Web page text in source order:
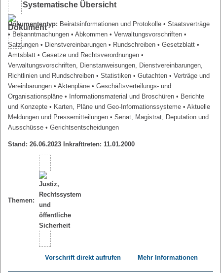
Systematische Übersicht
Dokumententyp: Beiratsinformationen und Protokolle • Staatsverträge
• Bekanntmachungen • Abkommen • Verwaltungsvorschriften •
Satzungen • Dienstvereinbarungen • Rundschreiben • Gesetzblatt •
Amtsblatt • Gesetze und Rechtsverordnungen •
Verwaltungsvorschriften, Dienstanweisungen, Dienstvereinbarungen,
Richtlinien und Rundschreiben • Statistiken • Gutachten • Verträge und
Vereinbarungen • Aktenpläne • Geschäftsverteilungs- und
Organisationspläne • Informationsmaterial und Broschüren • Berichte
und Konzepte • Karten, Pläne und Geo-Informationssysteme • Aktuelle
Meldungen und Pressemitteilungen • Senat, Magistrat, Deputation und
Ausschüsse • Gerichtsentscheidungen
Stand: 26.06.2023 Inkrafttreten: 11.01.2000
Themen:
Vorschrift direkt aufrufen Mehr Informationen